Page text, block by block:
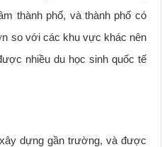
thành phố, và thành phố có
so với các khu vực khác nên
nhiều du học sinh quốc tế
dựng gần trường, và được